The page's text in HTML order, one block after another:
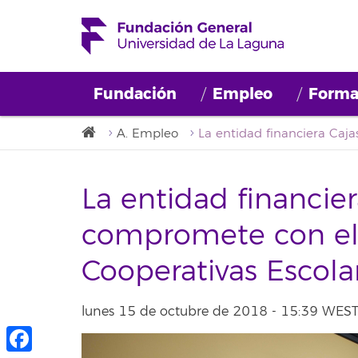
Fundación Empleo
A. Empleo
La entidad
compromete con
Cooperativas
lunes 15 de octubre de 2018 - 15:39 WEST